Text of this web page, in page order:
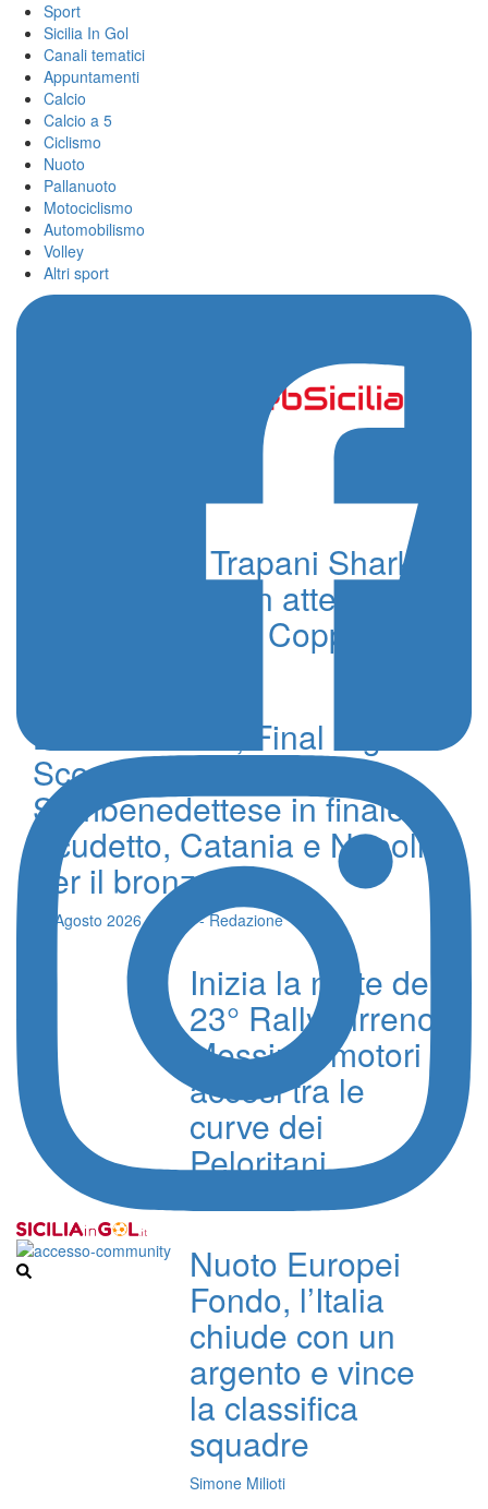
Sport
Sicilia In Gol
Canali tematici
Appuntamenti
Calcio
Calcio a 5
Ciclismo
Nuoto
Pallanuoto
Motociclismo
Automobilismo
Volley
Altri sport
Brucia per la Trapani Shark il
ko di Cremona, in attesa del
pronto riscatto in Coppa Italia
Beach Soccer, Final Eight a
Scoglitti. Pisa e
Sambenedettese in finale
Scudetto, Catania e Napoli
per il bronzo
09 Agosto 2026 - 00:24 - Redazione
Inizia la notte del
23° Rally Tirreno
Messina, motori
accesi tra le
curve dei
Peloritani
Nuoto Europei
Fondo, l’Italia
chiude con un
argento e vince
la classifica
squadre
Simone Milioti